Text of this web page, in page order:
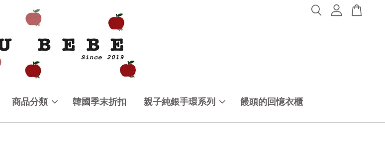
商品分類 韓國季末折扣 親子純銀手環系列 饅頭的回憶衣櫃